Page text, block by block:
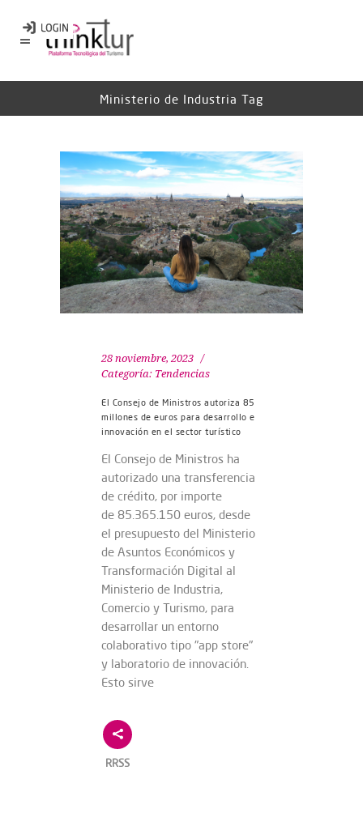
Ministerio de Industria Tag
28 noviembre, 2023
Categoría: Tendencias
El Consejo de Ministros autoriza 85
millones de euros para desarrollo e
innovación en el sector turístico
El Consejo de Ministros ha
autorizado una transferencia
de crédito, por importe
de 85.365.150 euros, desde
el presupuesto del Ministerio
de Asuntos Económicos y
Transformación Digital al
Ministerio de Industria,
Comercio y Turismo, para
desarrollar un entorno
colaborativo tipo "app store"
y laboratorio de innovación.
Esto sirve
RRSS